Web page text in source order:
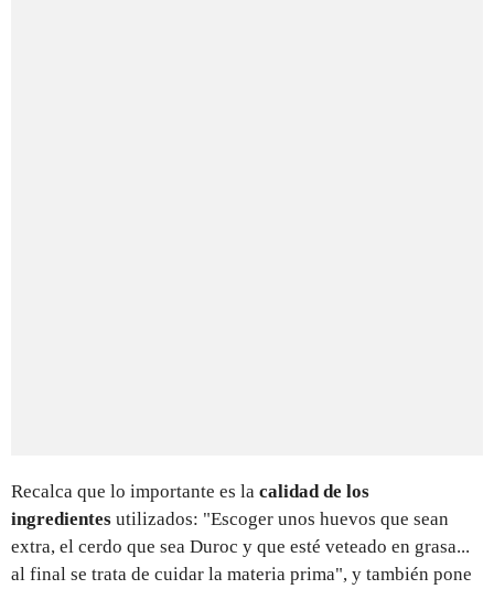
Recalca que lo importante es la calidad de los
ingredientes utilizados: "Escoger unos huevos que sean
extra, el cerdo que sea Duroc y que esté veteado en grasa...
al final se trata de cuidar la materia prima", y también pone